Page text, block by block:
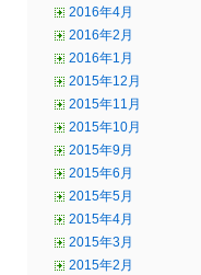
2016年4月
2016年2月
2016年1月
2015年12月
2015年11月
2015年10月
2015年9月
2015年6月
2015年5月
2015年4月
2015年3月
2015年2月